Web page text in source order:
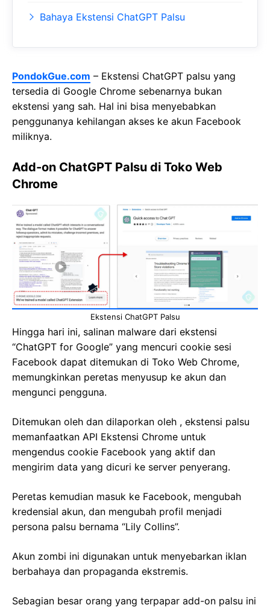
Bahaya Ekstensi ChatGPT Palsu
PondokGue.com – Ekstensi ChatGPT palsu yang
tersedia di Google Chrome sebenarnya bukan
ekstensi yang sah. Hal ini bisa menyebabkan
penggunanya kehilangan akses ke akun Facebook
miliknya.
Add-on ChatGPT Palsu di Toko Web
Chrome
Ekstensi ChatGPT Palsu
Hingga hari ini, salinan malware dari ekstensi
“ChatGPT for Google” yang mencuri cookie sesi
Facebook dapat ditemukan di Toko Web Chrome,
memungkinkan peretas menyusup ke akun dan
mengunci pengguna.
Ditemukan oleh dan dilaporkan oleh , ekstensi palsu
memanfaatkan API Ekstensi Chrome untuk
mengendus cookie Facebook yang aktif dan
mengirim data yang dicuri ke server penyerang.
Peretas kemudian masuk ke Facebook, mengubah
kredensial akun, dan mengubah profil menjadi
persona palsu bernama “Lily Collins”.
Akun zombi ini digunakan untuk menyebarkan iklan
berbahaya dan propaganda ekstremis.
Sebagian besar orang yang terpapar add-on palsu ini